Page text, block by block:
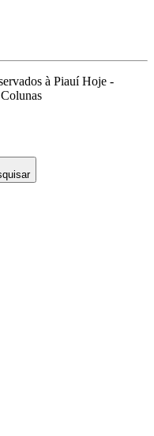
à Piauí Hoje -